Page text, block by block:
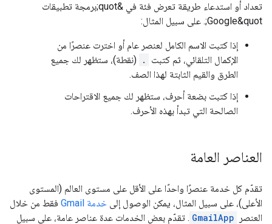
تعداد أو استدعاء طريقة تعرض فئة في &quot;برمجة تطبيقات
Google&quot;. على سبيل المثال:
إذا كتبت الاسم الكامل لعنصر عام أو اخترت عنصرًا من
الإكمال التلقائي، ثم كتبت
. (نقطة)، ستظهر لك جميع
الطرق والقيم الثابتة لهذا الصف.
إذا كتبت بضعة أحرف، ستظهر لك جميع الاقتراحات
الصالحة التي تبدأ بهذه الأحرف.
العناصر العامة
تقدّم كل خدمة عنصرًا واحدًا على الأقل على مستوى العالم (المستوى
الأعلى)، على سبيل المثال، يمكن الوصول إلى خدمة Gmail
فقط من خلال
العنصر
GmailApp . تقدّم بعض الخدمات عدة عناصر عامة، على سبيل